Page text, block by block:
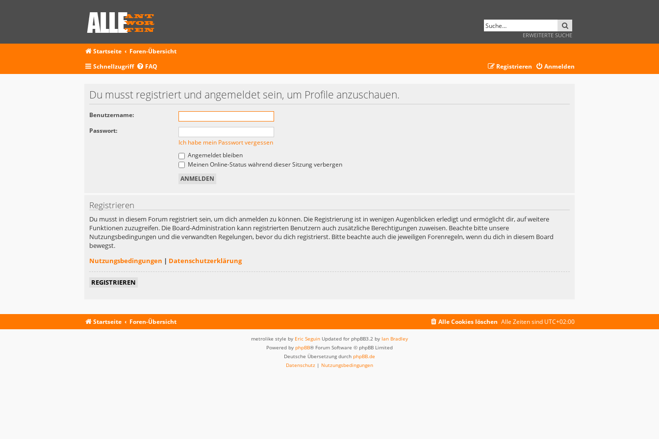
ERWEITERTE SUCHE
Startseite
Foren-Übersicht
Schnellzugriff
FAQ Anmelden
Registrieren
Du musst registriert und angemeldet sein, um Profile anzuschauen.
Benutzername:
Passwort:
Ich habe mein Passwort vergessen
Angemeldet bleiben
Meinen Online-Status während dieser Sitzung verbergen
Registrieren
Du musst in diesem Forum registriert sein, um dich anmelden zu können. Die Registrierung ist in wenigen Augenblicken erledigt und ermöglicht dir, auf weitere
Funktionen zuzugreifen. Die Board-Administration kann registrierten Benutzern auch zusätzliche Berechtigungen zuweisen. Beachte bitte unsere
Nutzungsbedingungen und die verwandten Regelungen, bevor du dich registrierst. Bitte beachte auch die jeweiligen Forenregeln, wenn du dich in diesem Board
bewegst.
Nutzungsbedingungen | Datenschutzerklärung
REGISTRIEREN
Startseite Foren-Übersicht Alle Zeiten sind UTC+02:00
Alle Cookies löschen
metrolike style by Eric Seguin Updated for phpBB3.2 by Ian Bradley
Powered by phpBB® Forum Software © phpBB Limited
Deutsche Übersetzung durch phpBB.de
Datenschutz | Nutzungsbedingungen